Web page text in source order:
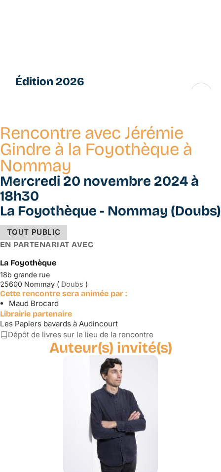
u
g
u
e
s
Édition 2026
Rencontre avec Jérémie
Gindre à la Foyothèque à
Nommay
Mercredi 20 novembre 2024 à
18h30
La Foyothèque - Nommay (Doubs)
TOUT PUBLIC
EN PARTENARIAT AVEC
La Foyothèque
18b grande rue
25600 Nommay ( Doubs )
Cette rencontre sera animée par :
Maud Brocard
Librairie partenaire
Les Papiers bavards à Audincourt
Dépôt de livres sur le lieu de la rencontre
Auteur(s) invité(s)